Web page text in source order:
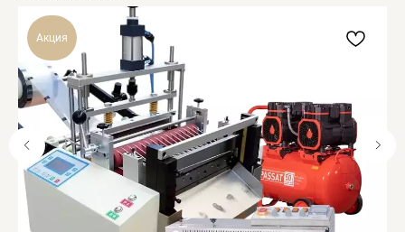
Акция